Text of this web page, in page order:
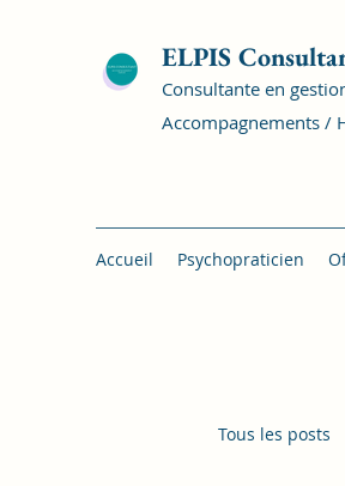
ELPIS
Consultante en
Accompagnements /
Accueil Psychopraticien
Tous les posts